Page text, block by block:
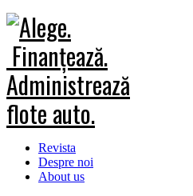
Revista
Despre noi
About us